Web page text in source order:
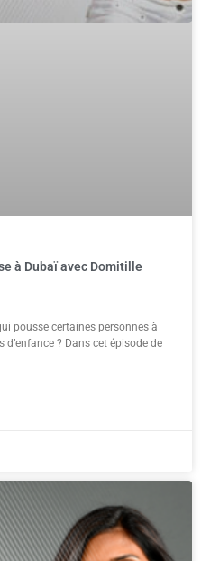
à Dubaï avec Domitille
pousse certaines personnes à
? Dans cet épisode de